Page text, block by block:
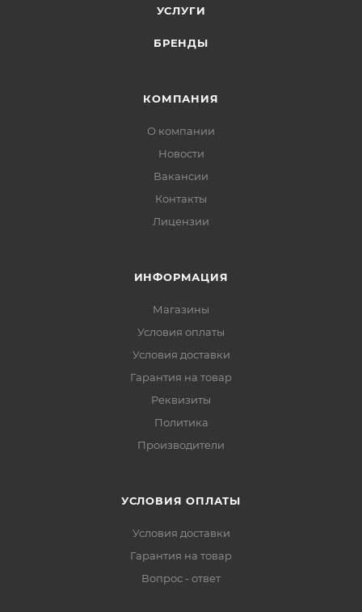
УСЛУГИ
БРЕНДЫ
КОМПАНИЯ
О компании
Новости
Вакансии
Контакты
Лицензии
ИНФОРМАЦИЯ
Магазины
Условия оплаты
Условия доставки
Гарантия на товар
Реквизиты
Политика
Производители
УСЛОВИЯ ОПЛАТЫ
Условия доставки
Гарантия на товар
Вопрос - ответ